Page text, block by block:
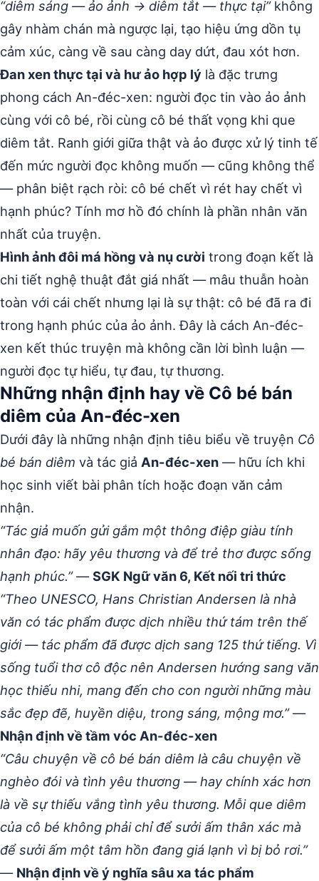
“diêm sáng — ảo ảnh → diêm tắt — thực tại”không
gây nhàm chán mà ngược lại, tạo hiệu ứng dồn tụ
cảm xúc, càng về sau càng day dứt, đau xót hơn.
Đan xen thực tại và hư ảo hợp lý là đặc trưng
phong cách An-đéc-xen: người đọc tin vào ảo ảnh
cùng với cô bé, rồi cùng cô bé thất vọng khi que
diêm tắt. Ranh giới giữa thật và ảo được xử lý tinh tế
đến mức người đọc không muốn — cũng không thể
— phân biệt rạch ròi: cô bé chết vì rét hay chết vì
hạnh phúc? Tính mơ hồ đó chính là phần nhân văn
nhất của truyện.
Hình ảnh đôi má hồng và nụ cười trong đoạn kết là
chi tiết nghệ thuật đắt giá nhất — mâu thuẫn hoàn
toàn với cái chết nhưng lại là sự thật: cô bé đã ra đi
trong hạnh phúc của ảo ảnh. Đây là cách An-đéc-
xen kết thúc truyện mà không cần lời bình luận —
người đọc tự hiểu, tự đau, tự thương.
Những nhận định hay về Cô bé bán
diêm của An-đéc-xen
Dưới đây là những nhận định tiêu biểu về truyện Cô
bé bán diêm và tác giả An-đéc-xen — hữu ích khi
học sinh viết bài phân tích hoặc đoạn văn cảm
nhận.
“Tác giả muốn gửi gắm một thông điệp giàu tính
nhân đạo: hãy yêu thương và để trẻ thơ được sống
hạnh phúc.”—SGK Ngữ văn 6, Kết nối tri thức
“Theo UNESCO, Hans Christian Andersen là nhà
văn có tác phẩm được dịch nhiều thứ tám trên thế
giới — tác phẩm đã được dịch sang 125 thứ tiếng. Vì
sống tuổi thơ cô độc nên Andersen hướng sang văn
học thiếu nhi, mang đến cho con người những màu
sắc đẹp đẽ, huyền diệu, trong sáng, mộng mơ.”—
Nhận định về tầm vóc An-đéc-xen
“Câu chuyện về cô bé bán diêm là câu chuyện về
nghèo đói và tình yêu thương — hay chính xác hơn
là về sự thiếu vắng tình yêu thương. Mỗi que diêm
của cô bé không phải chỉ để sưởi ấm thân xác mà
để sưởi ấm một tâm hồn đang giá lạnh vì bị bỏ rơi.”
— Nhận định về ý nghĩa sâu xa tác phẩm